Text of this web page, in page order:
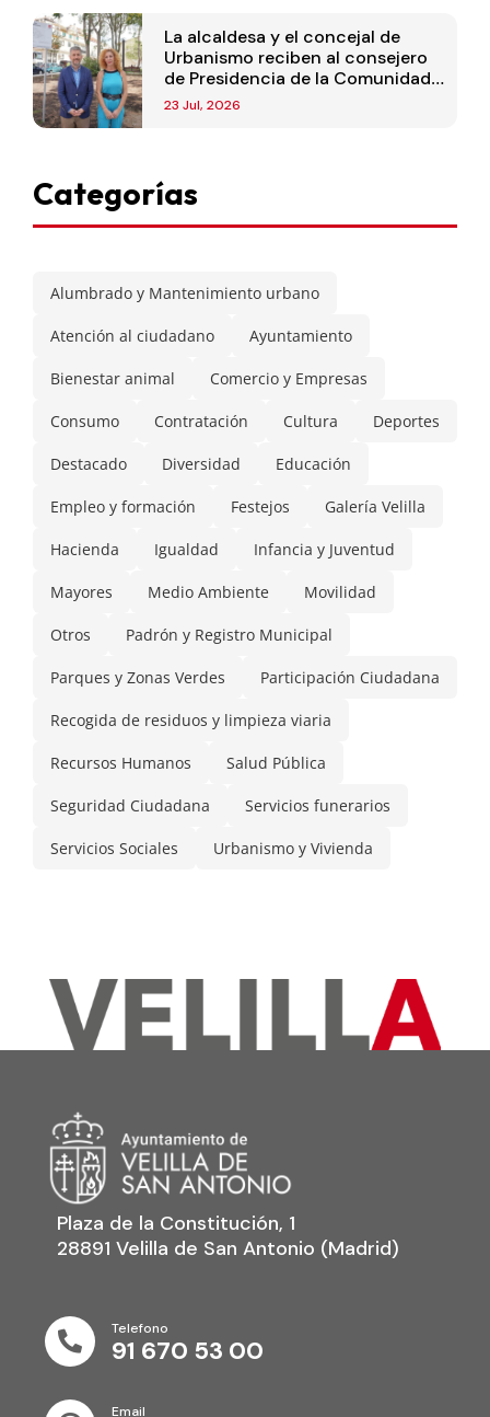
La alcaldesa y el concejal de
Urbanismo reciben al consejero
de Presidencia de la Comunidad
de Madrid
23 Jul, 2026
Categorías
Alumbrado y Mantenimiento urbano
Atención al ciudadano Ayuntamiento
Bienestar animal Comercio y Empresas
Consumo Contratación Cultura Deportes
Destacado Diversidad Educación
Empleo y formación Festejos Galería Velilla
Hacienda Igualdad Infancia y Juventud
Mayores Medio Ambiente Movilidad
Otros Padrón y Registro Municipal
Parques y Zonas Verdes Participación Ciudadana
Recogida de residuos y limpieza viaria
Recursos Humanos Salud Pública
Seguridad Ciudadana Servicios funerarios
Servicios Sociales Urbanismo y Vivienda
Plaza de la Constitución, 1
28891 Velilla de San Antonio (Madrid)

Telefono
91 670 53 00
Email